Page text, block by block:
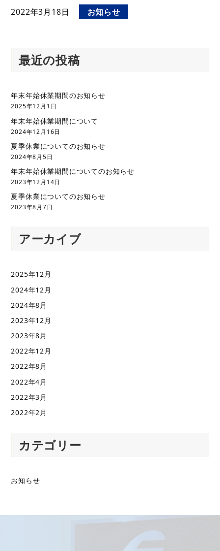
2022年3月18日
お知らせ
最近の投稿
年末年始休業期間のお知らせ
2025年12月1日
年末年始休業期間について
2024年12月16日
夏季休業についてのお知らせ
2024年8月5日
年末年始休業期間についてのお知らせ
2023年12月14日
夏季休業についてのお知らせ
2023年8月7日
アーカイブ
2025年12月
2024年12月
2024年8月
2023年12月
2023年8月
2022年12月
2022年8月
2022年4月
2022年3月
2022年2月
カテゴリー
お知らせ